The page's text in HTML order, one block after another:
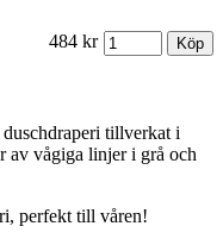
484 kr
tillverkat i
av vågiga linjer i grå och
perfekt till våren!